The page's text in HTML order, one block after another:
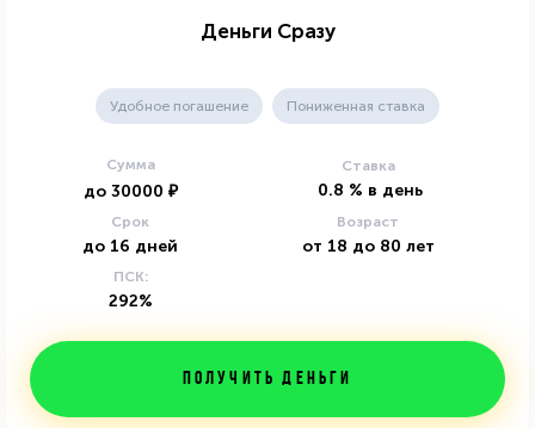
Деньги Сразу
Удобное погашение Пониженная ставка
Сумма
до 30000 ₽
Ставка
0.8 % в день
Срок
до 16 дней
Возраст
от 18 до 80 лет
ПСК:
292%
Получить деньги